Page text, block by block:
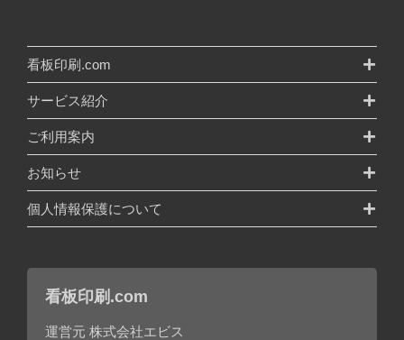
看板印刷.com
サービス紹介
ご利用案内
お知らせ
個人情報保護について
看板印刷.com
運営元 株式会社エビス